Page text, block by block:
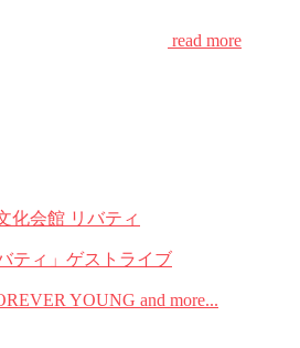
read more
化会館 リバティ
ティ」ゲストライブ
YOUNG and more...